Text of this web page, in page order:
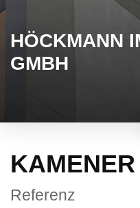
HÖCKMANN
GMBH
Referenz